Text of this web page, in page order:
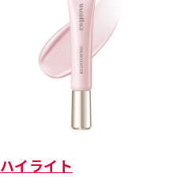
ハイライト